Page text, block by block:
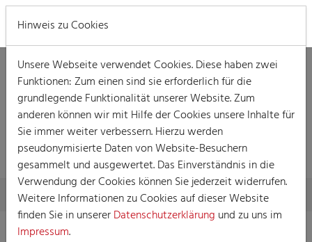
MELDUNG
Skip to main content
You are here:
Home Meldung
Hinweis zu Cookies
Unsere Webseite verwendet Cookies. Diese haben zwei
Funktionen: Zum einen sind sie erforderlich für die
grundlegende Funktionalität unserer Website. Zum
anderen können wir mit Hilfe der Cookies unsere Inhalte für
Sie immer weiter verbessern. Hierzu werden
pseudonymisierte Daten von Website-Besuchern
gesammelt und ausgewertet. Das Einverständnis in die
Verwendung der Cookies können Sie jederzeit widerrufen.
Weitere Informationen zu Cookies auf dieser Website
finden Sie in unsererDatenschutzerklärung und zu uns im
Impressum.